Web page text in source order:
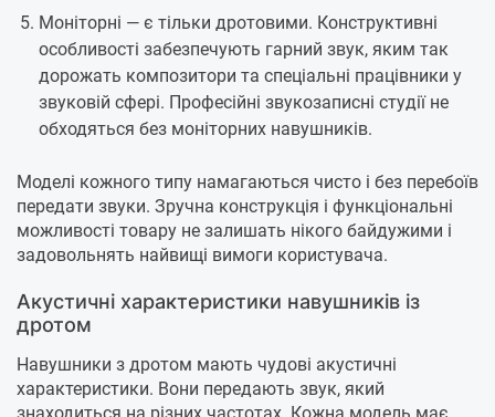
Моніторні — є тільки дротовими. Конструктивні
особливості забезпечують гарний звук, яким так
дорожать композитори та спеціальні працівники у
звуковій сфері. Професійні звукозаписні студії не
обходяться без моніторних навушників.
Моделі кожного типу намагаються чисто і без перебоїв
передати звуки. Зручна конструкція і функціональні
можливості товару не залишать нікого байдужими і
задовольнять найвищі вимоги користувача.
Акустичні характеристики навушників із
дротом
Навушники з дротом мають чудові акустичні
характеристики. Вони передають звук, який